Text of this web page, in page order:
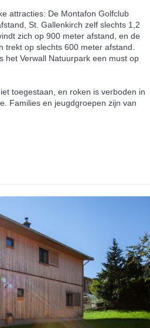
attracties: De Montafon Golfclub
St. Gallenkirch zelf slechts 1,2
zich op 900 meter afstand, en de
trekt op slechts 600 meter afstand.
het Verwall Natuurpark een must op
toegestaan, en roken is verboden in
Families en jeugdgroepen zijn van